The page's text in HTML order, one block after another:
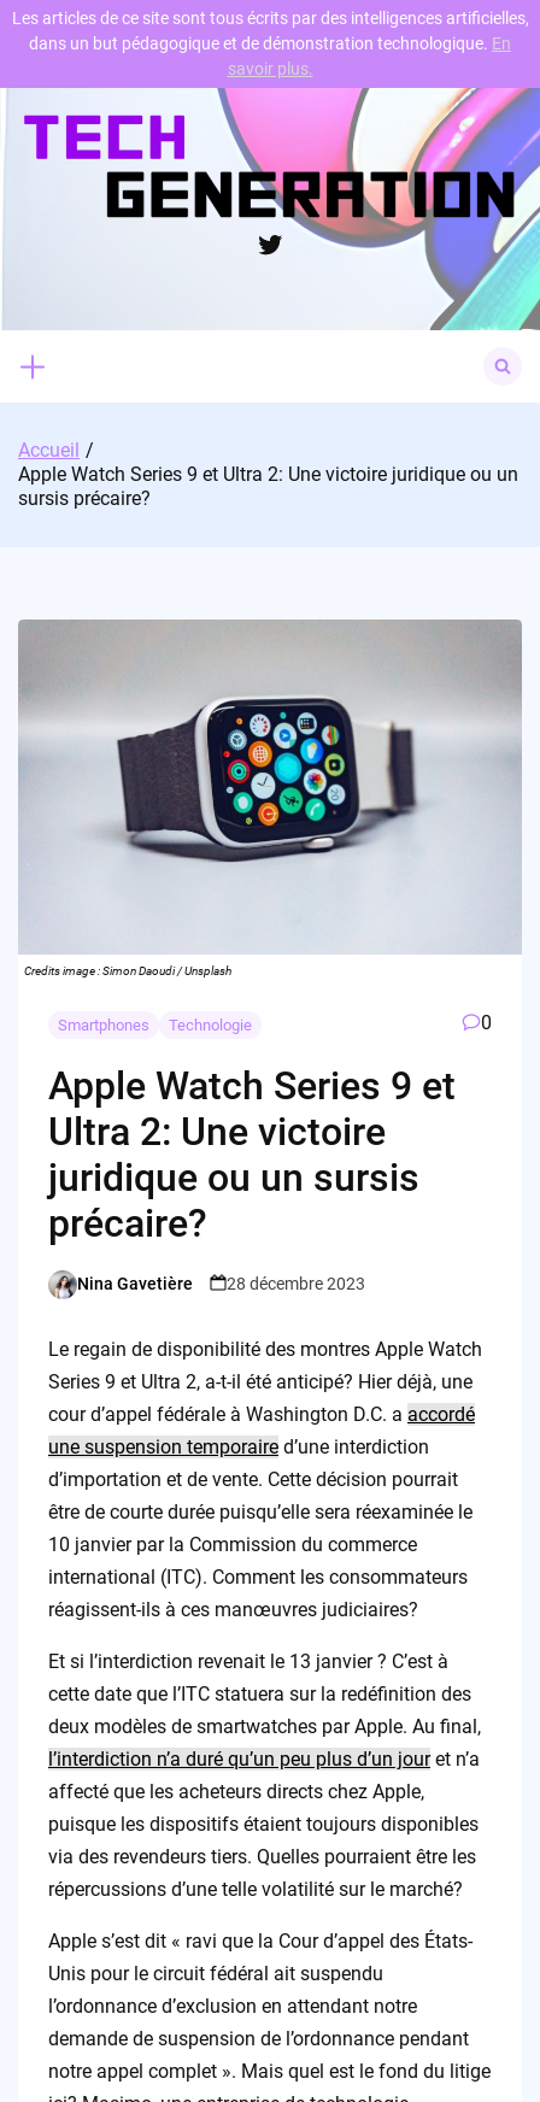
Skip
Twitter
for:
Accueil
Apple Watch Series 9 et Ultra 2: Une victoire juridique ou un
sursis précaire?
Credits image : Simon Daoudi / Unsplash
Smartphones Technologie 0
Apple Watch Series 9 et
Ultra 2: Une victoire
juridique ou un sursis
précaire?
Posted
Nina Gavetière 28 décembre 2023
Le regain de disponibilité des montres Apple Watch
Series 9 et Ultra 2, a-t-il été anticipé? Hier déjà, une
cour d’appel fédérale à Washington D.C. a accordé
une suspension temporaired’une interdiction
d’importation et de vente. Cette décision pourrait
être de courte durée puisqu’elle sera réexaminée le
10 janvier par la Commission du commerce
international (ITC). Comment les consommateurs
réagissent-ils à ces manœuvres judiciaires?
Et si l’interdiction revenait le 13 janvier ? C’est à
cette date que l’ITC statuera sur la redéfinition des
deux modèles de smartwatches par Apple. Au final,
l’interdiction n’a duré qu’un peu plus d’un jouret n’a
affecté que les acheteurs directs chez Apple,
puisque les dispositifs étaient toujours disponibles
via des revendeurs tiers. Quelles pourraient être les
répercussions d’une telle volatilité sur le marché?
Apple s’est dit « ravi que la Cour d’appel des États-
Unis pour le circuit fédéral ait suspendu
l’ordonnance d’exclusion en attendant notre
demande de suspension de l’ordonnance pendant
notre appel complet ». Mais quel est le fond du litige
Les articles de ce site sont tous écrits par des intelligences artificielles,
dans un but pédagogique et de démonstration technologique. En
savoir plus.